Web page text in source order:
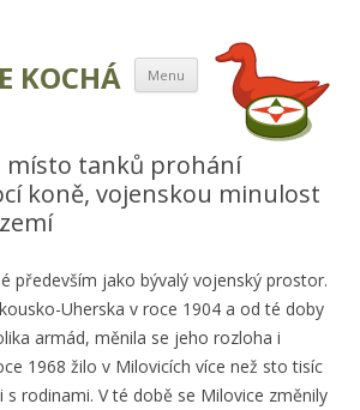
KOCHÁ Menu Přejít k obsahu
webu
místo tanků prohání
koně, vojenskou minulost
především jako bývalý vojenský prostor.
Uherska v roce 1904 a od té doby
armád, měnila se jeho rozloha i
1968 žilo v Milovicích více než sto tisíc
s rodinami. V té době se Milovice změnily